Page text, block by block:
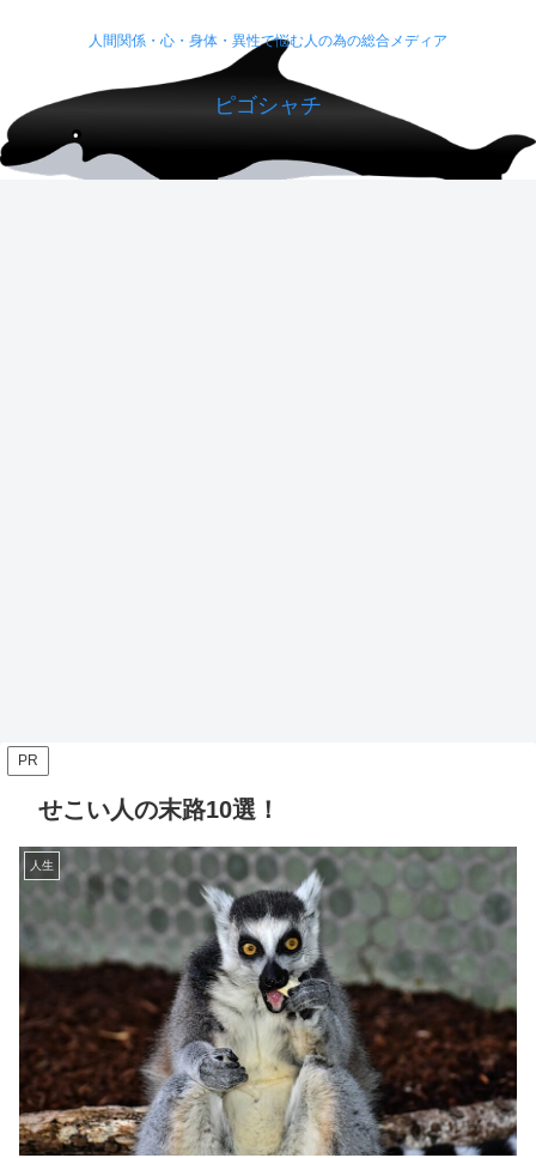
人間関係・心・身体・異性で悩む人の為の総合メディア
ピゴシャチ
PR
せこい人の末路10選！
人生